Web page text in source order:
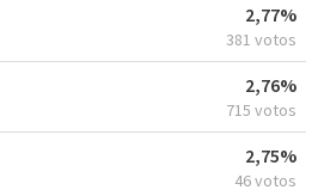
2,77%
381 votos
2,76%
715 votos
2,75%
46 votos